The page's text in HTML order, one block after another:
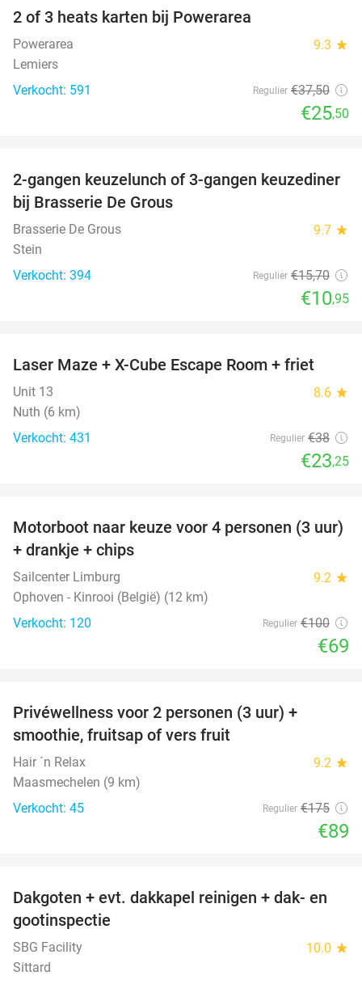
2 of 3 heats karten bij Powerarea
Powerarea 9.3 star
Lemiers
Verkocht: 591
Regulier €37,50
€25,50
30%
2-gangen keuzelunch of 3-gangen keuzediner
bij Brasserie De Grous
Brasserie De Grous 9.7 star
Stein
Verkocht: 394
Regulier €15,70
€10,95
39%
Laser Maze + X-Cube Escape Room + friet
Unit 13 8.6 star
Nuth (6 km)
Verkocht: 431
Regulier €38
€23,25
31%
Motorboot naar keuze voor 4 personen (3 uur)
+ drankje + chips
Sailcenter Limburg 9.2 star
Ophoven - Kinrooi (België) (12 km)
Verkocht: 120
Regulier €100
€69
Privéwellness voor 2 personen (3 uur) +
smoothie, fruitsap of vers fruit
Hair ´n Relax 9.2 star
Maasmechelen (9 km)
Verkocht: 45
Regulier €175
€89
41%
Dakgoten + evt. dakkapel reinigen + dak- en
gootinspectie
SBG Facility 10.0 star
Sittard